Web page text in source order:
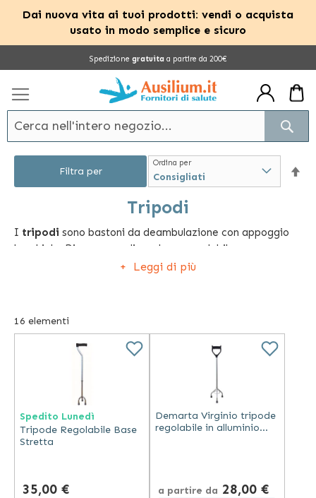
Dai nuova vita ai tuoi prodotti: vendi o acquista
usato in modo semplice e sicuro
Spedizione gratuita a partire da 200€
Tripodi
I tripodi sono bastoni da deambulazione con appoggio
brachiale. Dispongono di una base regolabile con
differenti livelli tra i quali l’utilizzatore potrà individuare
tripodi
impugnare correttamente il bastone da deambulazione
per poter disporre di un appoggio stabile e solido in
qualsiasi condizione di terreno. L’impugnatura è
ergonomica, al fine di rendere ancora più semplice l’uso di
Leggi di più
16 elementi
Ordina per
Spedito Lunedì
Tripode Regolabile Base
Stretta
35,00 €
Demarta Virginio tripode
regolabile in alluminio
a partire da 28,00 €
Filtra per